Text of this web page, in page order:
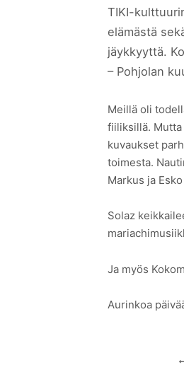
TIKI-
elämästä
jäykkyyttä.
– Pohjolan
Meillä oli
fiiliksillä. Mutta
kuvaukset
toimesta.
Markus ja
Solaz
Ja myös
Aurinkoa